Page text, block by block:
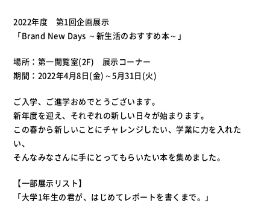
2022年度 第1回企画展示
「Brand New Days ～新生活のおすすめ本～」
場所：第一閲覧室(2F) 展示コーナー
期間：2022年4月8日(金)～5月31日(火)
ご入学、ご進学おめでとうございます。
新年度を迎え、それぞれの新しい日々が始まります。
この春から新しいことにチャレンジしたい、学業に力を入れた
い、
そんなみなさんに手にとってもらいたい本を集めました。
【一部展示リスト】
「大学1年生の君が、はじめてレポートを書くまで。」